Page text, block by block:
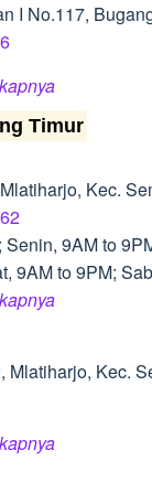
I No.117,
Timur
Kec.
9AM to
9AM to 9PM;
Mlatiharjo, Kec.